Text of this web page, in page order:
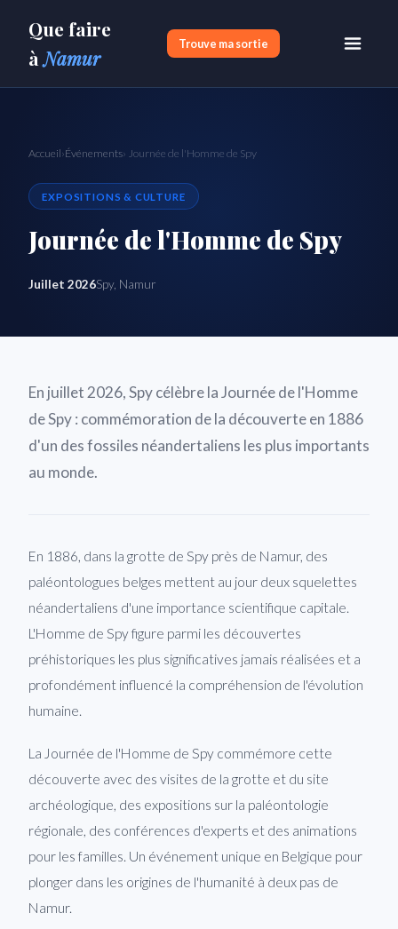
Que faire
àNamur
Trouve ma sortie
Accueil›Événements› Journée de l'Homme de Spy
EXPOSITIONS & CULTURE
Journée de l'Homme de Spy
Juillet 2026Spy, Namur
En juillet 2026, Spy célèbre la Journée de l'Homme
de Spy : commémoration de la découverte en 1886
d'un des fossiles néandertaliens les plus importants
au monde.
En 1886, dans la grotte de Spy près de Namur, des
paléontologues belges mettent au jour deux squelettes
néandertaliens d'une importance scientifique capitale.
L'Homme de Spy figure parmi les découvertes
préhistoriques les plus significatives jamais réalisées et a
profondément influencé la compréhension de l'évolution
humaine.
La Journée de l'Homme de Spy commémore cette
découverte avec des visites de la grotte et du site
archéologique, des expositions sur la paléontologie
régionale, des conférences d'experts et des animations
pour les familles. Un événement unique en Belgique pour
plonger dans les origines de l'humanité à deux pas de
Namur.